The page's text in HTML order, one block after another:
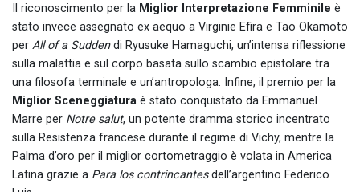
Il riconoscimento per la Miglior Interpretazione Femminile è
stato invece assegnato ex aequo a Virginie Efira e Tao Okamoto
per All of a Suddendi Ryusuke Hamaguchi, un’intensa riflessione
sulla malattia e sul corpo basata sullo scambio epistolare tra
una filosofa terminale e un’antropologa. Infine, il premio per la
Miglior Sceneggiatura è stato conquistato da Emmanuel
Marre per Notre salut, un potente dramma storico incentrato
sulla Resistenza francese durante il regime di Vichy, mentre la
Palma d’oro per il miglior cortometraggio è volata in America
Latina grazie a Para los contrincantesdell’argentino Federico